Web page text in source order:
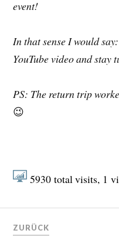
event!
In that sense I would
YouTube video and stay
PS: The return trip
😉
5930 total visits, 1
ZURÜCK